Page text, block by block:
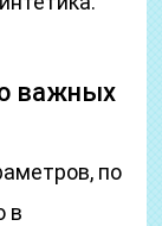
важных
по
в